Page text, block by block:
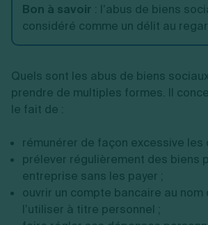
Bon à savoir : l’abus de biens
considéré comme un délit au
Quels sont les abus de biens
prendre de multiples formes. Il
le fait de :
rémunérer de façon excessive les
prélever régulièrement des biens
entreprise sans les payer ;
ouvrir un compte bancaire au
l’utiliser à titre personnel ;